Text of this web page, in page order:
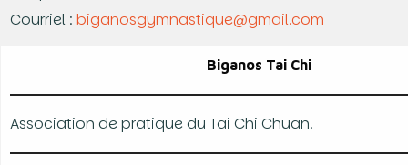
Courriel : biganosgymnastique@gmail.com
Biganos Tai Chi
Association de pratique du Tai Chi Chuan.